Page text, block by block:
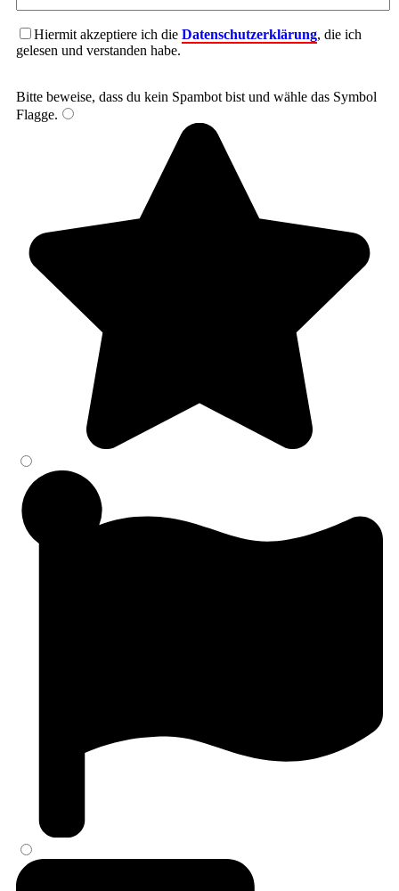
Hiermit akzeptiere ich die Datenschutzerklärung, die ich
gelesen und verstanden habe.
Bitte beweise, dass du kein Spambot bist und wähle das Symbol
Flagge.